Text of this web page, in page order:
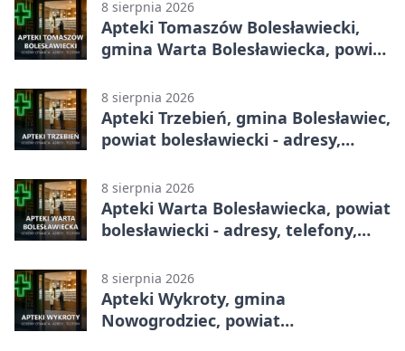
8 sierpnia 2026
Apteki Tomaszów Bolesławiecki,
gmina Warta Bolesławiecka, powiat
godziny otwarcia
8 sierpnia 2026
Apteki Trzebień, gmina Bolesławiec,
powiat bolesławiecki - adresy,
8 sierpnia 2026
Apteki Warta Bolesławiecka, powiat
bolesławiecki - adresy, telefony,
8 sierpnia 2026
Apteki Wykroty, gmina
Nowogrodziec, powiat